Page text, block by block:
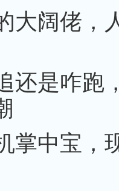
大阔佬，
还是咋跑
掌中宝，